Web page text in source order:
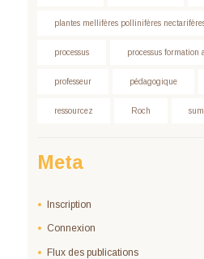
plantes mellifères pollinifères
processus processus formation
professeur pédagogique
ressourcez Roch
Meta
Inscription
Connexion
Flux des publications